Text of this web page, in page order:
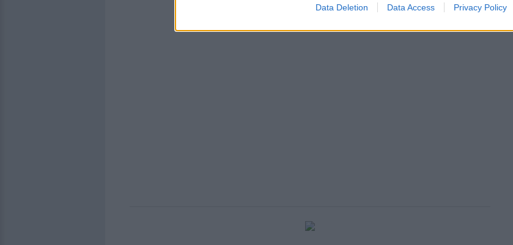
Data Deletion Data Access Privacy Policy